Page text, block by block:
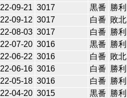
09-21 3017 黒番 勝利
09-12 3017 白番 敗北
08-03 3017 白番 勝利
07-20 3016 黒番 勝利
06-22 3016 白番 敗北
06-16 3016 白番 勝利
05-18 3016 白番 勝利
04-20 3015 黒番 勝利